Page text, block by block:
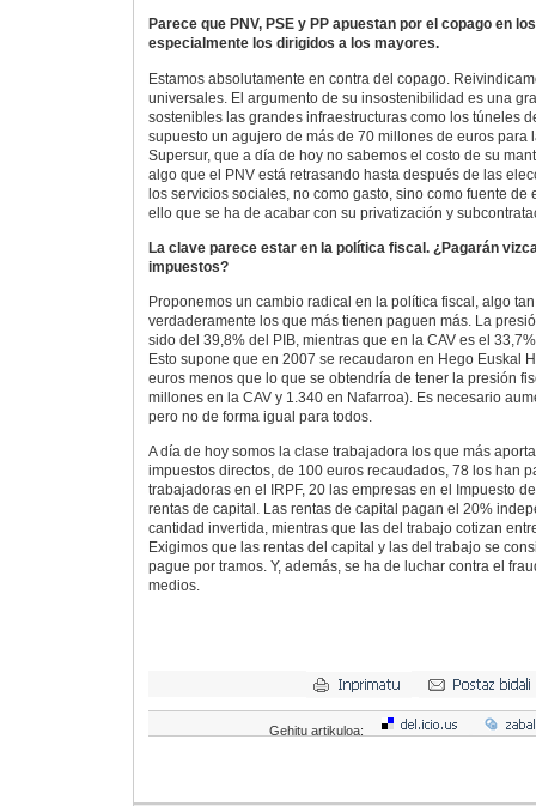
Parece que PNV, PSE y PP apuestan por el copago en
especialmente los dirigidos a los mayores.
Estamos absolutamente en contra del copago.
universales. El argumento de su insostenibilidad es una
sostenibles las grandes infraestructuras como los túneles
supuesto un agujero de más de 70 millones de euros para
Supersur, que a día de hoy no sabemos el costo de su
algo que el PNV está retrasando hasta después de las
los servicios sociales, no como gasto, sino como fuente de
ello que se ha de acabar con su privatización y
La clave parece estar en la política fiscal. ¿Pagarán
impuestos?
Proponemos un cambio radical en la política fiscal, algo
verdaderamente los que más tienen paguen más. La
sido del 39,8% del PIB, mientras que en la CAV es el
Esto supone que en 2007 se recaudaron en Hego Euskal
euros menos que lo que se obtendría de tener la presión
millones en la CAV y 1.340 en Nafarroa). Es necesario
pero no de forma igual para todos.
A día de hoy somos la clase trabajadora los que más
impuestos directos, de 100 euros recaudados, 78 los han
trabajadoras en el IRPF, 20 las empresas en el Impuesto
rentas de capital. Las rentas de capital pagan el 20%
cantidad invertida, mientras que las del trabajo cotizan
Exigimos que las rentas del capital y las del trabajo se
pague por tramos. Y, además, se ha de luchar contra el
medios.
Gehitu artikuloa: